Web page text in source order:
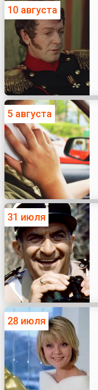
10 августа
5 августа
31 июля
28 июля